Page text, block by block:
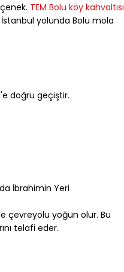
TEM Bolu köy kahvaltısı
yolunda Bolu mola
doğru geçiştir.
İbrahimin Yeri
çevreyolu yoğun olur. Bu
telafi eder.